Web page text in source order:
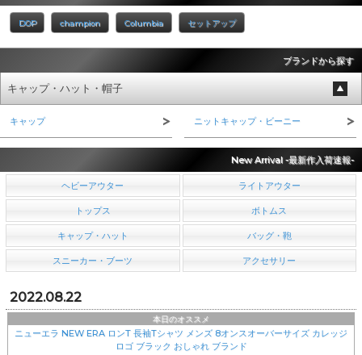
DOP champion Columbia セットアップ
ブランドから探す
キャップ・ハット・帽子
キャップ ニットキャップ・ビーニー
New Arrival -最新作入荷速報-
ヘビーアウター ライトアウター
トップス ボトムス
キャップ・ハット バッグ・鞄
スニーカー・ブーツ アクセサリー
2022.08.22
本日のオススメ
ニューエラ NEW ERA ロンT 長袖Tシャツ メンズ 8オンスオーバーサイズ カレッジ
ロゴ ブラック おしゃれ ブランド